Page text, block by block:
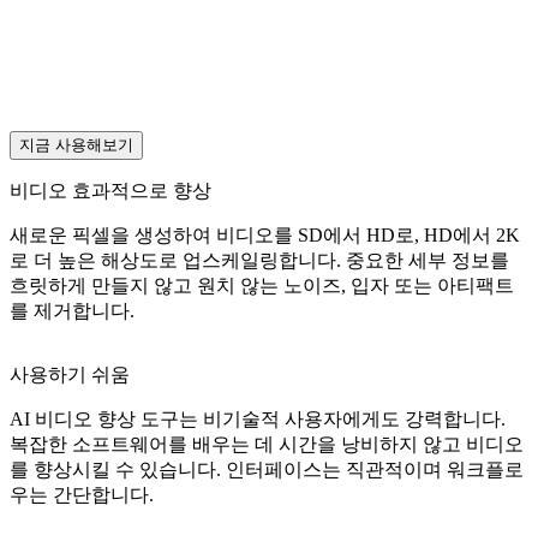
지금 사용해보기
비디오 효과적으로 향상
새로운 픽셀을 생성하여 비디오를 SD에서 HD로, HD에서 2K
로 더 높은 해상도로 업스케일링합니다. 중요한 세부 정보를
흐릿하게 만들지 않고 원치 않는 노이즈, 입자 또는 아티팩트
를 제거합니다.
사용하기 쉬움
AI 비디오 향상 도구는 비기술적 사용자에게도 강력합니다.
복잡한 소프트웨어를 배우는 데 시간을 낭비하지 않고 비디오
를 향상시킬 수 있습니다. 인터페이스는 직관적이며 워크플로
우는 간단합니다.